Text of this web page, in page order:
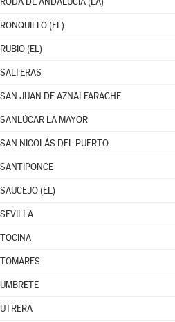
RONQUILLO (EL)
RUBIO (EL)
SALTERAS
SAN JUAN DE AZNALFARACHE
SANLÚCAR LA MAYOR
SAN NICOLÁS DEL PUERTO
SANTIPONCE
SAUCEJO (EL)
SEVILLA
TOCINA
TOMARES
UMBRETE
UTRERA